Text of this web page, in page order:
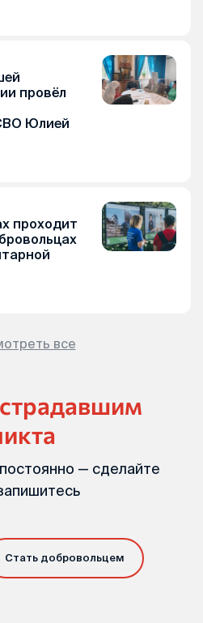
провёл
Юлией
проходит
все
— сделайте
Стать добровольцем